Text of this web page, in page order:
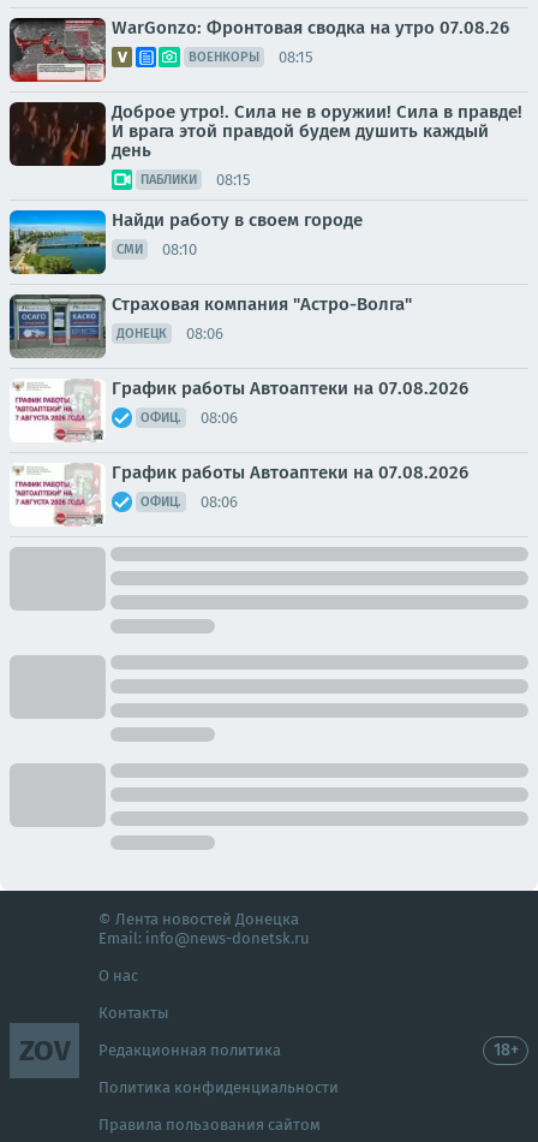
WarGonzo: Фронтовая сводка на утро 07.08.26
ВОЕНКОРЫ 08:15
Доброе утро!. Сила не в оружии! Сила в правде!
И врага этой правдой будем душить каждый
день
ПАБЛИКИ 08:15
Найди работу в своем городе
СМИ 08:10
Страховая компания "Астро-Волга"
ДОНЕЦК 08:06
График работы Автоаптеки на 07.08.2026
ОФИЦ. 08:06
График работы Автоаптеки на 07.08.2026
ОФИЦ. 08:06
ZOV
© Лента новостей Донецка
Email: info@news-donetsk.ru
О нас
Контакты
Редакционная политика
Политика конфиденциальности
Правила пользования сайтом
18+